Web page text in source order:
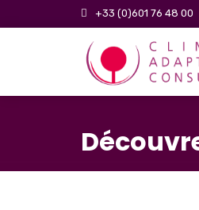
+33 (0)601 76 48 00